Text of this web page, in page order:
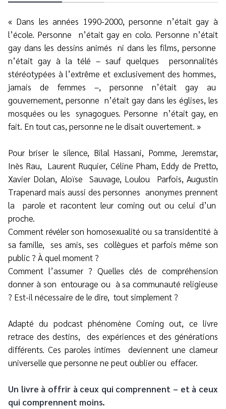
« Dans les années 1990-2000, personne n’était gay à
l’école. Personne n’était gay en colo. Personne n’était
gay dans les dessins animésni dans les films, personne
n’était gay à la télé – sauf quelques personnalités
stéréotypées à l’extrême et exclusivement des hommes,
jamais de femmes –, personne n’était gay au
gouvernement, personne n’était gay dans les églises, les
mosquées ou lessynagogues. Personnen’était gay, en
fait. En tout cas, personne ne le disait ouvertement. »
Pour briser le silence, Bilal Hassani, Pomme, Jeremstar,
Inès Rau, Laurent Ruquier, Céline Pham, Eddy de Pretto,
Xavier Dolan, Aloïse Sauvage, Loulou Parfois, Augustin
Trapenard mais aussi des personnesanonymes prennent
la parole et racontent leur coming out ou celui d’un
proche.
Comment révéler son homosexualité ou sa transidentité à
sa famille, ses amis, sescollègues et parfois même son
public ? À quel moment ?
Comment l’assumer ? Quelles clés de compréhension
donner à sonentourage ou à sa communauté religieuse
? Est-il nécessaire de le dire, tout simplement ?
Adapté du podcast phénomène Coming out, ce livre
retrace des destins, des expériences et des générations
différents. Ces paroles intimes deviennent une clameur
universelle que personne ne peut oublier ou effacer.
Un livre à offrir à ceux qui comprennent – et à ceux
qui comprennent moins.